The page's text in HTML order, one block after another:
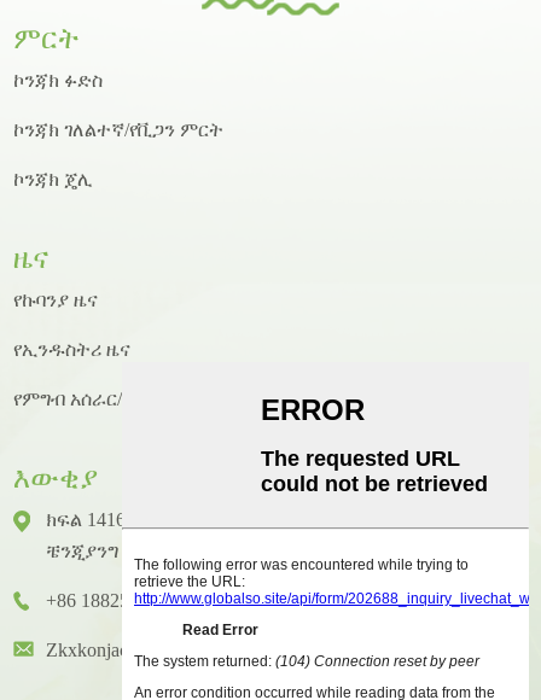
ምርት
ኮንጃክ ፉድስ
ኮንጃክ ገለልተኛ/የቪጋን ምርት
ኮንጃክ ጄሊ
ዜና
የኩባንያ ዜና
የኢንዱስትሪ ዜና
የምግብ አሰራር/የምግብ አሰራር ዜና
እውቂያ
ክፍል 1416 ፣ ፎቅ 14 ፣ ጁንሃኦ ዓለም አቀፍ ህንፃ ፣ ቁጥር 2 ፣
ቼንጂያንግ ዞንግካይ ጎዳና ፣ ሁዪቼንግ አውራጃ ፣ ሁዩዙ ከተማ
+86 18825458362
Zkxkonjac@hzzkx.com